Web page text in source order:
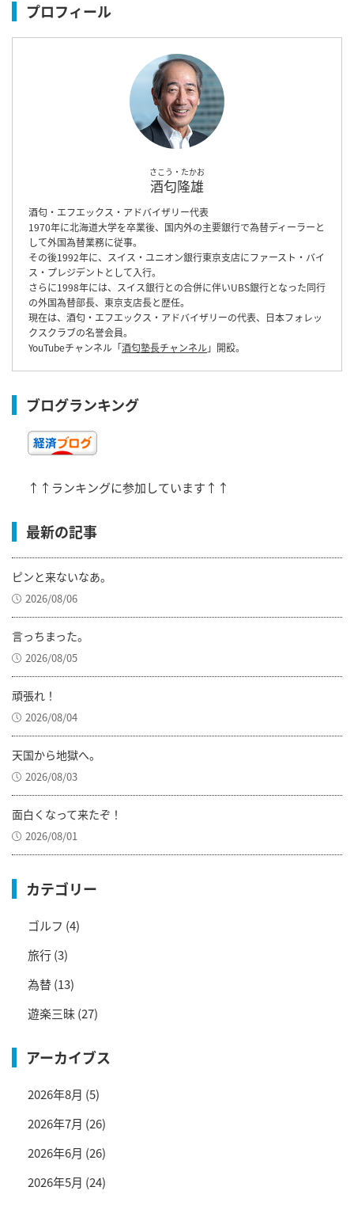
プロフィール
さこう・たかお
酒匂隆雄
酒匂・エフエックス・アドバイザリー代表
1970年に北海道大学を卒業後、国内外の主要銀行で為替ディーラーと
して外国為替業務に従事。
その後1992年に、スイス・ユニオン銀行東京支店にファースト・バイ
ス・プレジデントとして入行。
さらに1998年には、スイス銀行との合併に伴いUBS銀行となった同行
の外国為替部長、東京支店長と歴任。
現在は、酒匂・エフエックス・アドバイザリーの代表、日本フォレッ
クスクラブの名誉会員。
YouTubeチャンネル「酒匂塾長チャンネル」開設。
ブログランキング
↑↑ランキングに参加しています↑↑
最新の記事
ピンと来ないなあ。
2026/08/06
言っちまった。
2026/08/05
頑張れ！
2026/08/04
天国から地獄へ。
2026/08/03
面白くなって来たぞ！
2026/08/01
カテゴリー
ゴルフ (4)
旅行(3)
為替(13)
遊楽三昧(27)
アーカイブス
2026年8月 (5)
2026年7月 (26)
2026年6月 (26)
2026年5月 (24)